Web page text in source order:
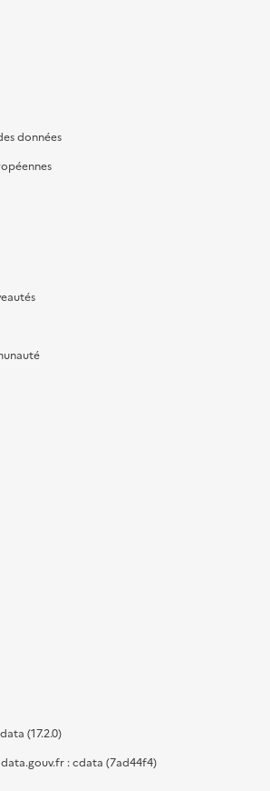
données
(17.2.0)
: cdata (7ad44f4)